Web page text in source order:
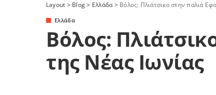
Layout > Blog> Ελλάδα> Βόλος: Πλιάτσικο στην παλιά
Ελλάδα
Βόλος:
της Νέας Ιωνίας